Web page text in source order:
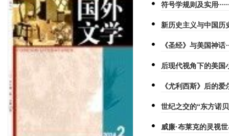
符号学规则及实用
新历史主义与中国历
《圣经》与美国神话
后现代视角下的美
《尤利西斯》后的爱
世纪之交的“东方诺
威廉·布莱克的灵视